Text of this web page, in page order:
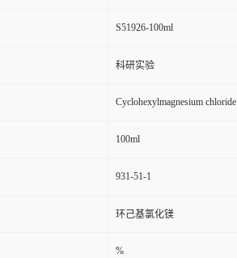
S51926-100ml
科研实验
Cyclohexylmagnesium chloride
100ml
931-51-1
环己基氯化镁
%